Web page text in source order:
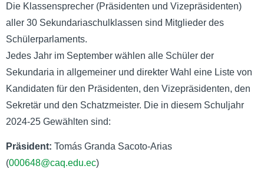
Die Klassensprecher (Präsidenten und Vizepräsidenten)
aller 30 Sekundariaschulklassen sind Mitglieder des
Schülerparlaments.
Jedes Jahr im September wählen alle Schüler der
Sekundaria in allgemeiner und direkter Wahl eine Liste von
Kandidaten für den Präsidenten, den Vizepräsidenten, den
Sekretär und den Schatzmeister. Die in diesem Schuljahr
2024-25 Gewählten sind:
Präsident: Tomás Granda Sacoto-Arias
(000648@caq.edu.ec)